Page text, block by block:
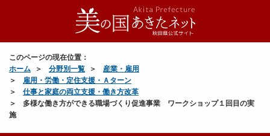
このページの現在位置：
ホーム
分野別一覧
産業・雇用
雇用・労働・定住支援・Ａターン
仕事と家庭の両立支援・働き方改革
多様な働き方ができる職場づくり促進事業 ワークショップ１回目の実
施